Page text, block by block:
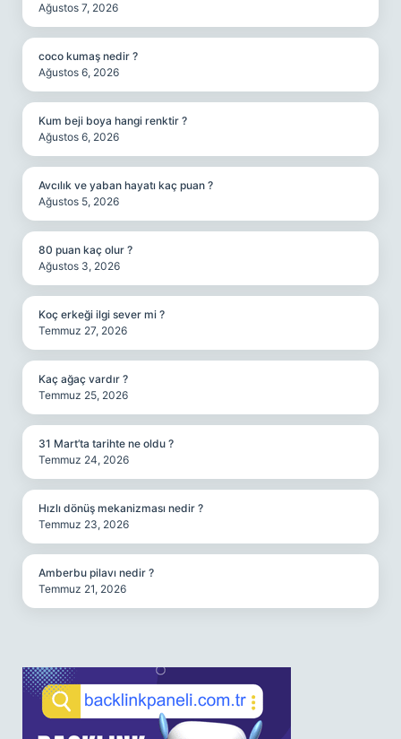
Ağustos 7, 2026
coco kumaş nedir ?
Ağustos 6, 2026
Kum beji boya hangi renktir ?
Ağustos 6, 2026
Avcılık ve yaban hayatı kaç puan ?
Ağustos 5, 2026
80 puan kaç olur ?
Ağustos 3, 2026
Koç erkeği ilgi sever mi ?
Temmuz 27, 2026
Kaç ağaç vardır ?
Temmuz 25, 2026
31 Mart’ta tarihte ne oldu ?
Temmuz 24, 2026
Hızlı dönüş mekanizması nedir ?
Temmuz 23, 2026
Amberbu pilavı nedir ?
Temmuz 21, 2026